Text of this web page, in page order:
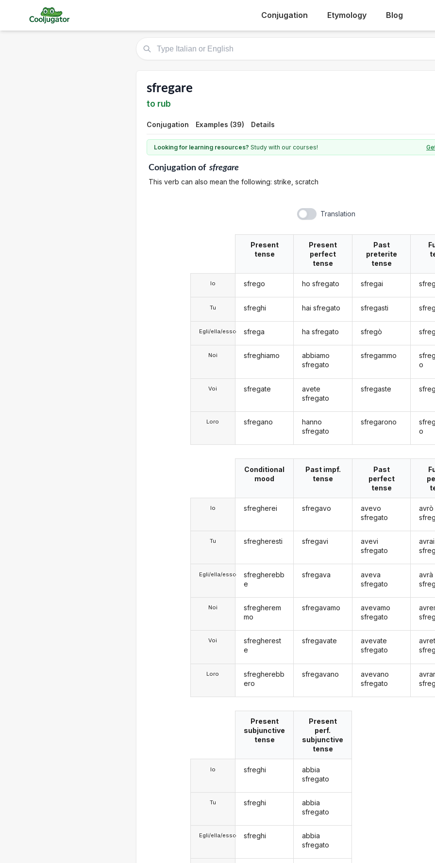
Conjugation Etymology Blog
sfregare
to rub
Conjugation Examples (39) Details
Looking for learning resources? Study with our courses!
Conjugationof sfregare
This verb can also mean the following: strike, scratch
Translation
Io
Tu
Egli/ella/esso
Noi
Voi
Loro
Present
tense
sfrego
sfreghi
sfrega
sfreghiamo
sfregate
sfregano
Present
perfect
tense
ho sfregato
hai sfregato
ha sfregato
abbiamo
sfregato
avete
sfregato
hanno
sfregato
Past
preterite
tense
sfregai
sfregasti
sfregò
sfregammo
sfregaste
sfregarono
o
o
Io
Tu
Egli/ella/esso
Noi
Voi
Loro
Conditional
mood
sfregherei
sfregheresti
sfregherebb
e
sfregherem
mo
sfregherest
e
sfregherebb
ero
Past impf.
tense
sfregavo
sfregavi
sfregava
sfregavamo
sfregavate
sfregavano
Past
perfect
tense
avevo
sfregato
avevi
sfregato
aveva
sfregato
avevamo
sfregato
avevate
sfregato
avevano
sfregato
avrò
avrai
avrà
Io
Tu
Egli/ella/esso
Present
subjunctive
tense
sfreghi
sfreghi
sfreghi
Present
perf.
subjunctive
tense
abbia
sfregato
abbia
sfregato
abbia
sfregato